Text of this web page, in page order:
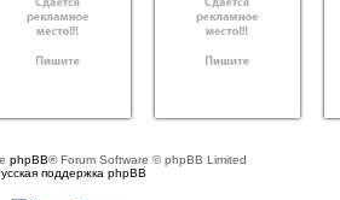
phpBB® Forum Software © phpBB Limited
поддержка phpBB